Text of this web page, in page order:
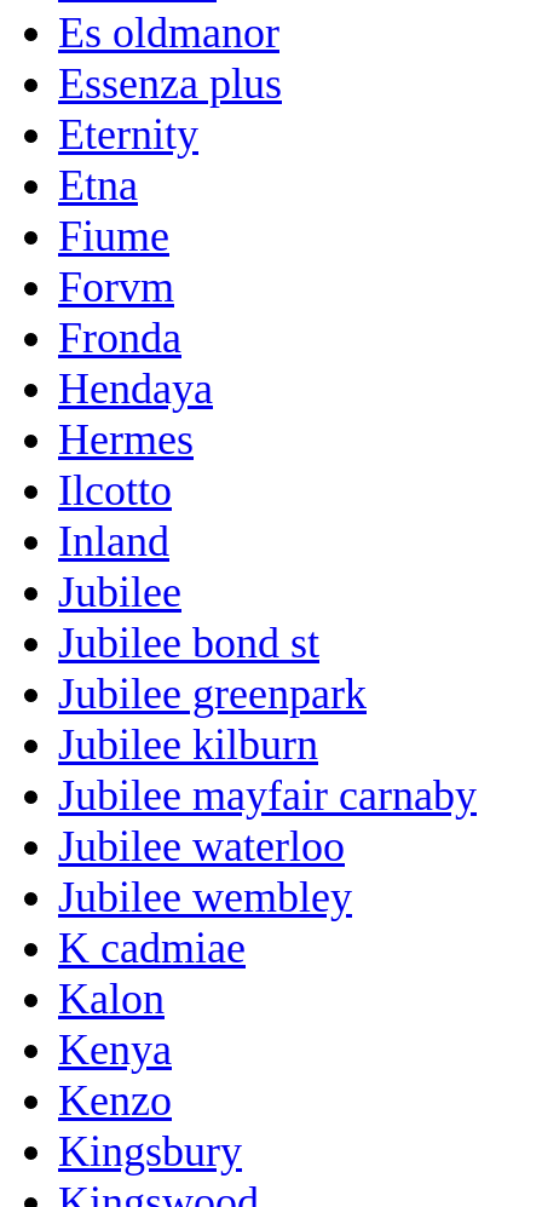
Es oldmanor
Essenza plus
Eternity
Etna
Fiume
Forvm
Fronda
Hendaya
Hermes
Ilcotto
Inland
Jubilee
Jubilee bond st
Jubilee greenpark
Jubilee kilburn
Jubilee mayfair carnaby
Jubilee waterloo
Jubilee wembley
K cadmiae
Kalon
Kenya
Kenzo
Kingsbury